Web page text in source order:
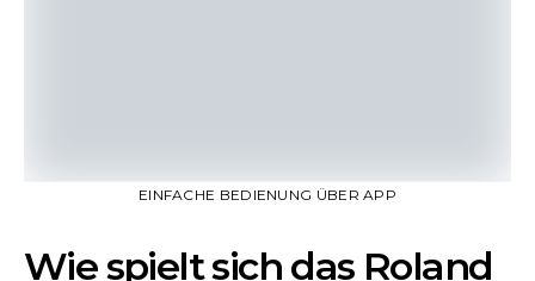
EINFACHE BEDIENUNG ÜBER APP
Wie spielt sich das Roland